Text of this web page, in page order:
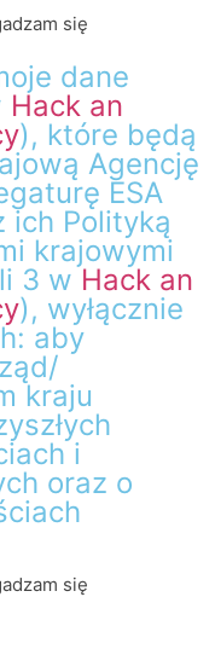
się
dane
Hack an
), które będą
Agencję
ESA
ich Polityką
krajowymi
3 w Hack an
), wyłącznie
aby
kraju
i
oraz o
się